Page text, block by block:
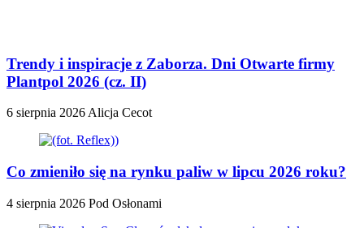
Trendy i inspiracje z Zaborza. Dni Otwarte firmy
Plantpol 2026 (cz. II)
6 sierpnia 2026Alicja Cecot
Co zmieniło się na rynku paliw w lipcu 2026 roku?
4 sierpnia 2026 Pod Osłonami